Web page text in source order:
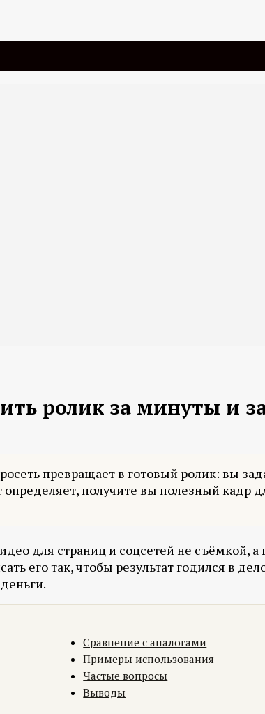
ролик за минуты и
превращает в готовый ролик: вы
получите вы полезный кадр
для страниц и соцсетей не съёмкой, а
его так, чтобы результат годился в
Сравнение с аналогами
Примеры использования
Частые вопросы
Выводы